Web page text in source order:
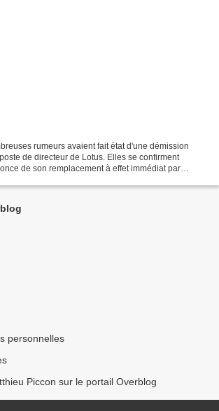
rumeurs avaient fait état d'une démission
de directeur de Lotus. Elles se confirment
de son remplacement à effet immédiat par
personnelles
Piccon sur le portail Overblog